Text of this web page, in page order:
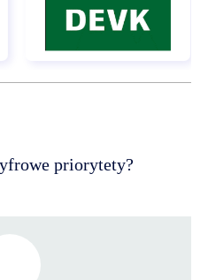
priorytety?